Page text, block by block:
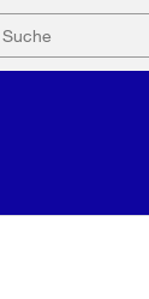
Suche